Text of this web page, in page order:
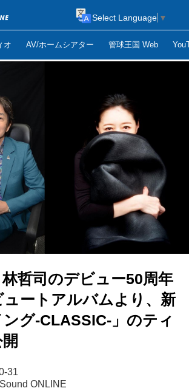
オ AV/ホームシアター 管球王国 Web
Select Language ▼
哲司のデビュー50周年
ートアルバムより、新
グ-CLASSIC-」のティ
31
ONLINE